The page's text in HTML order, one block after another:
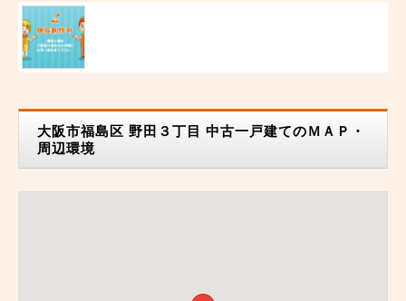
大阪市福島区 野田３丁目 中古一戸建てのＭＡＰ・
周辺環境